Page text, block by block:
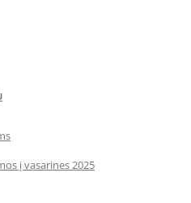
į vasarines 2025